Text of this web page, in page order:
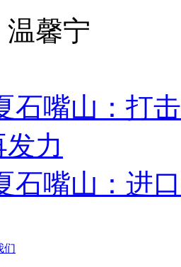
馨宁
石嘴山：打
力
石嘴山：进
们